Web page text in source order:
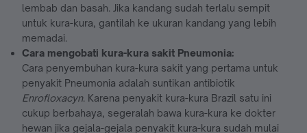
lembab dan basah. Jika kandang sudah terlalu sempit
untuk kura-kura, gantilah ke ukuran kandang yang lebih
memadai.
Cara mengobati kura-kura sakit Pneumonia:
Cara penyembuhan kura-kura sakit yang pertama untuk
penyakit Pneumonia adalah suntikan antibiotik
Enrofloxacyn. Karena penyakit kura-kura Brazil satu ini
cukup berbahaya, segeralah bawa kura-kura ke dokter
hewan jika gejala-gejala penyakit kura-kura sudah mulai